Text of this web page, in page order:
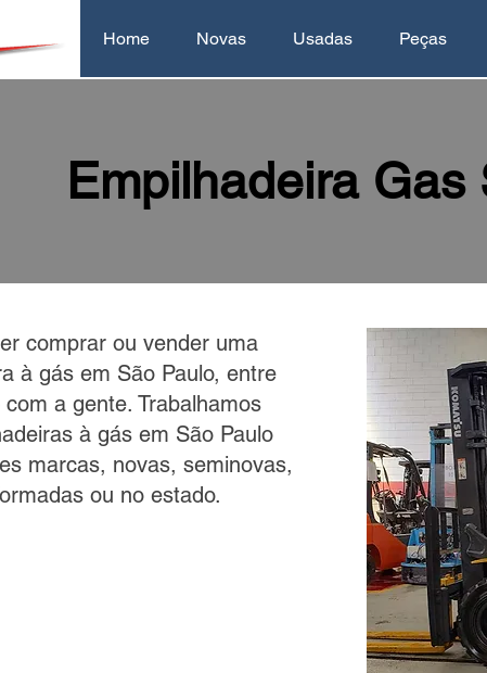
Home Novas Usadas Peças
Empilhadeira Gas
comprar ou vender uma
à gás em São Paulo, entre
a gente. Trabalhamos
à gás em São Paulo
marcas, novas, seminovas,
ou no estado.